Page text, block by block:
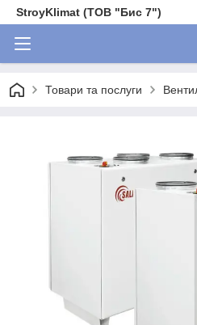
StroyKlimat (ТОВ "Бис 7")
Товари та послуги